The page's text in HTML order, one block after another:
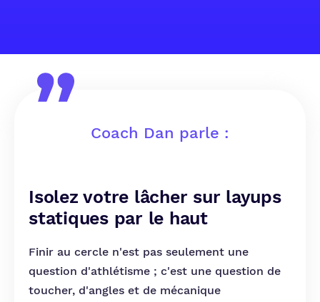
Coach Dan parle :
Isolez votre lâcher sur layups
statiques par le haut
Finir au cercle n'est pas seulement une
question d'athlétisme ; c'est une question de
toucher, d'angles et de mécanique